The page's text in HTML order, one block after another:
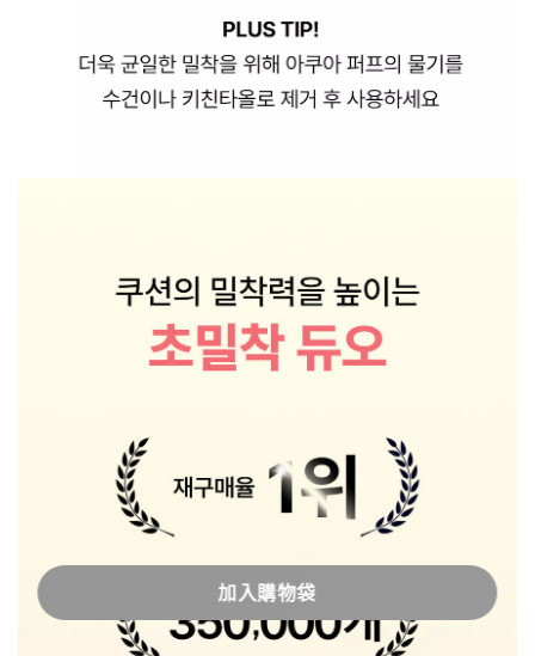
加入購物袋